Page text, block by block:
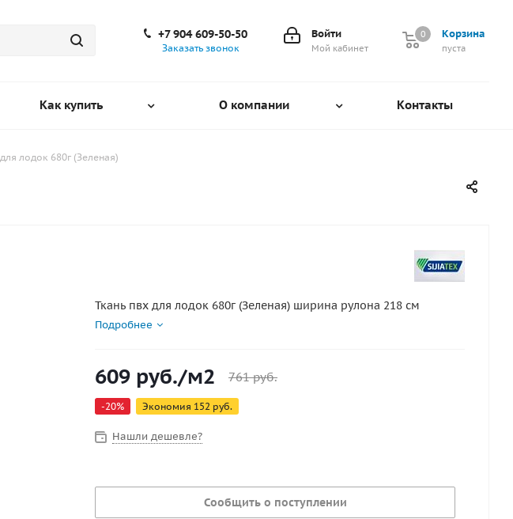
Корзина
0
пуста
0
Войти
Мой кабинет
+7 904 609-50-50
Заказать звонок
Как купить О компании Контакты
лодок 680г (Зеленая)
Ткань пвх для лодок 680г (Зеленая) ширина рулона 218 см
Подробнее
609 руб./м2 761руб.
-20% Экономия 152 руб.
Нашли дешевле?
Сообщить о поступлении